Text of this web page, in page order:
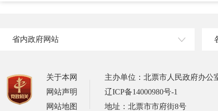
省内政府网站
关于本网
网站声明
网站地图
主办单位：北票市人民政府办公
辽ICP备14000980号-1
地址：北票市市府街8号